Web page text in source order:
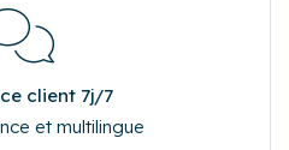
client 7j/7
et multilingue